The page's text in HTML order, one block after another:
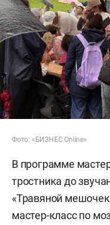
Фото: «БИЗНЕС Online»
В программе
тростника до
«Травяной
мастер-класс по